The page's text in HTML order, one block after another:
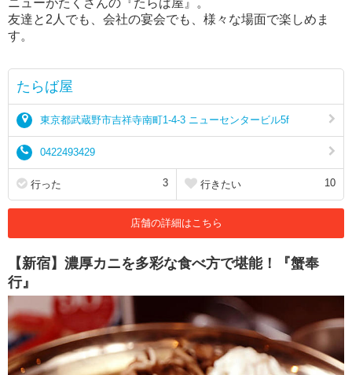
ニューがたくさんの『たらば屋』。
友達と2人でも、会社の宴会でも、様々な場面で楽しめま
す。
たらば屋
東京都武蔵野市吉祥寺南町1-4-3 ニューセンタービル5f
0422493429
行った 3 行きたい 10
店舗の詳細はこちら
【新宿】濃厚カニを多彩な食べ方で堪能！『蟹奉
行』